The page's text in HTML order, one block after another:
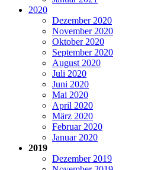
2020
Dezember 2020
November 2020
Oktober 2020
September 2020
August 2020
Juli 2020
Juni 2020
Mai 2020
April 2020
März 2020
Februar 2020
Januar 2020
2019
Dezember 2019